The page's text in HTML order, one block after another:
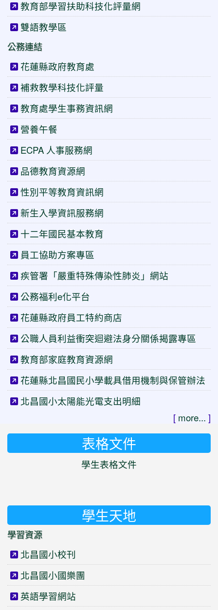
教育部學習扶助科技化評量網
雙語教學區
公務連結
花蓮縣政府教育處
補救教學科技化評量
教育處學生事務資訊網
營養午餐
ECPA 人事服務網
品德教育資源網
性別平等教育資訊網
新生入學資訊服務網
十二年國民基本教育
員工協助方案專區
疾管署「嚴重特殊傳染性肺炎」網站
公務福利e化平台
花蓮縣政府員工特約商店
公職人員利益衝突迴避法身分關係揭露專區
教育部家庭教育資源網
花蓮縣北昌國民小學載具借用機制與保管辦法
北昌國小太陽能光電支出明細
[ more... ]
表格文件
學生表格文件
學生天地
學習資源
北昌國小校刊
北昌國小國樂團
英語學習網站